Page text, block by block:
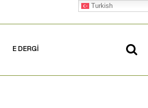
E DERGİ
Turkish